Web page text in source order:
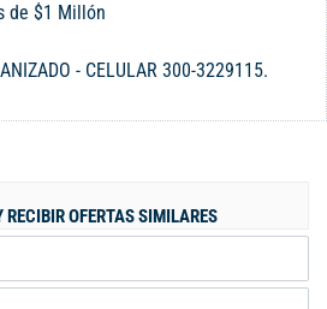
de $1 Millón
- CELULAR 300-3229115.
RECIBIR OFERTAS SIMILARES